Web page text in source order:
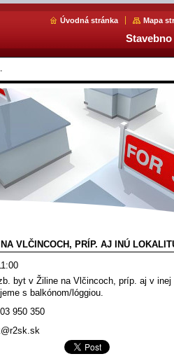
Úvodná stránka Mapa
VLČINCOCH, PRÍP. AJ INÚ
byt v Žiline na Vlčincoch, príp. aj v inej
s balkónom/lóggiou.
950 350